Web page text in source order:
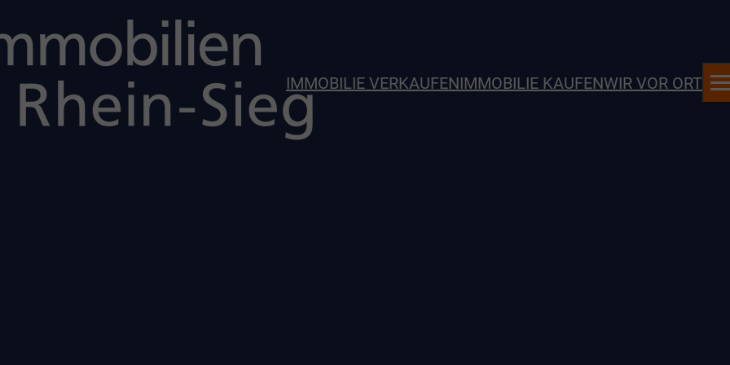
IMMOBILIE VERKAUFENIMMOBILIE KAUFENWIR VOR ORT